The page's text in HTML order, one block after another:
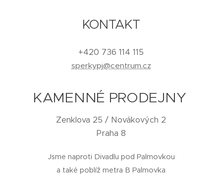
KONTAKT
+420 736 114 115
sperkypj@centrum.cz
KAMENNÉ PRODEJNY
Zenklova 25 / Novákových 2
Praha 8
Jsme naproti Divadlu pod Palmovkou
a také poblíž metra B Palmovka